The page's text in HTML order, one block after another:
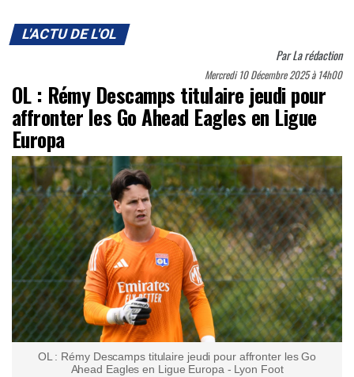
L'ACTU DE L'OL
ParLa rédaction
Mercredi 10 Décembre 2025 à 14h00
OL : Rémy Descamps titulaire jeudi pour
affronter les Go Ahead Eagles en Ligue
Europa
OL : Rémy Descamps titulaire jeudi pour affronter les Go
Ahead Eagles en Ligue Europa - Lyon Foot